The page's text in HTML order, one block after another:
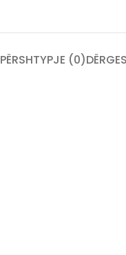
PËRSHTYPJE (0)